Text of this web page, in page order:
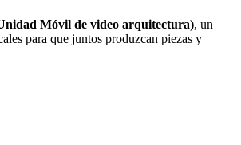
Móvil de video arquitectura), un
para que juntos produzcan piezas y